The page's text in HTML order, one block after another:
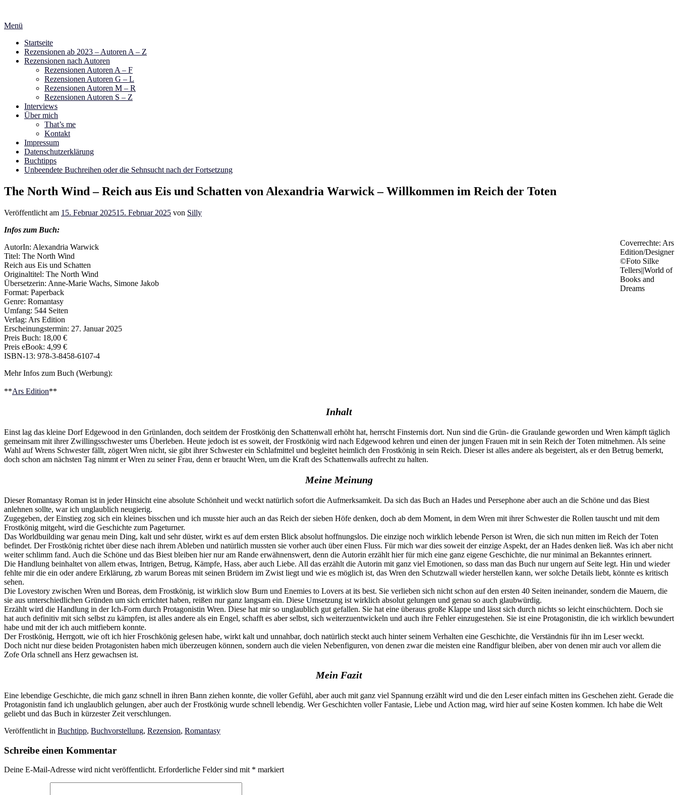
springen
Menü
Startseite
Rezensionen ab 2023 – Autoren A – Z
Rezensionen nach Autoren
Rezensionen Autoren A – F
Rezensionen Autoren G – L
Rezensionen Autoren M – R
Rezensionen Autoren S – Z
Interviews
Über mich
That’s me
Kontakt
Impressum
Datenschutzerklärung
Buchtipps
Unbeendete Buchreihen oder die Sehnsucht nach der Fortsetzung
The North Wind – Reich aus Eis und Schatten von Alexandria Warwick – Willkommen im Reich der Toten
Veröffentlicht am 15. Februar 202515. Februar 2025 von Silly
Coverrechte: Ars
Edition/Designer
©Foto Silke
Tellers||World of
Books and
Dreams
Infos zum Buch:
AutorIn: Alexandria Warwick
Titel: The North Wind
Reich aus Eis und Schatten
Originaltitel: The North Wind
Übersetzerin: Anne-Marie Wachs, Simone Jakob
Format: Paperback
Genre: Romantasy
Umfang: 544 Seiten
Verlag: Ars Edition
Erscheinungstermin: 27. Januar 2025
Preis Buch: 18,00 €
Preis eBook: 4,99 €
ISBN-13: 978-3-8458-6107-4
Mehr Infos zum Buch (Werbung):
**Ars Edition**
Inhalt
Einst lag das kleine Dorf Edgewood in den Grünlanden, doch seitdem der Frostkönig den Schattenwall erhöht hat, herrscht Finsternis dort. Nun sind die Grün- die Graulande geworden und Wren kämpft täglich
gemeinsam mit ihrer Zwillingsschwester ums Überleben. Heute jedoch ist es soweit, der Frostkönig wird nach Edgewood kehren und einen der jungen Frauen mit in sein Reich der Toten mitnehmen. Als seine
Wahl auf Wrens Schwester fällt, zögert Wren nicht, sie gibt ihrer Schwester ein Schlafmittel und begleitet heimlich den Frostkönig in sein Reich. Dieser ist alles andere als begeistert, als er den Betrug bemerkt,
doch schon am nächsten Tag nimmt er Wren zu seiner Frau, denn er braucht Wren, um die Kraft des Schattenwalls aufrecht zu halten.
Meine Meinung
Dieser Romantasy Roman ist in jeder Hinsicht eine absolute Schönheit und weckt natürlich sofort die Aufmerksamkeit. Da sich das Buch an Hades und Persephone aber auch an die Schöne und das Biest
anlehnen sollte, war ich unglaublich neugierig.
Zugegeben, der Einstieg zog sich ein kleines bisschen und ich musste hier auch an das Reich der sieben Höfe denken, doch ab dem Moment, in dem Wren mit ihrer Schwester die Rollen tauscht und mit dem
Frostkönig mitgeht, wird die Geschichte zum Pageturner.
Das Worldbuilding war genau mein Ding, kalt und sehr düster, wirkt es auf dem ersten Blick absolut hoffnungslos. Die einzige noch wirklich lebende Person ist Wren, die sich nun mitten im Reich der Toten
befindet. Der Frostkönig richtet über diese nach ihrem Ableben und natürlich mussten sie vorher auch über einen Fluss. Für mich war dies soweit der einzige Aspekt, der an Hades denken ließ. Was ich aber nicht
weiter schlimm fand. Auch die Schöne und das Biest bleiben hier nur am Rande erwähnenswert, denn die Autorin erzählt hier für mich eine ganz eigene Geschichte, die nur minimal an Bekanntes erinnert.
Die Handlung beinhaltet von allem etwas, Intrigen, Betrug, Kämpfe, Hass, aber auch Liebe. All das erzählt die Autorin mit ganz viel Emotionen, so dass man das Buch nur ungern auf Seite legt. Hin und wieder
fehlte mir die ein oder andere Erklärung, zb warum Boreas mit seinen Brüdern im Zwist liegt und wie es möglich ist, das Wren den Schutzwall wieder herstellen kann, wer solche Details liebt, könnte es kritisch
sehen.
Die Lovestory zwischen Wren und Boreas, dem Frostkönig, ist wirklich slow Burn und Enemies to Lovers at its best. Sie verlieben sich nicht schon auf den ersten 40 Seiten ineinander, sondern die Mauern, die
sie aus unterschiedlichen Gründen um sich errichtet haben, reißen nur ganz langsam ein. Diese Umsetzung ist wirklich absolut gelungen und genau so auch glaubwürdig.
Erzählt wird die Handlung in der Ich-Form durch Protagonistin Wren. Diese hat mir so unglaublich gut gefallen. Sie hat eine überaus große Klappe und lässt sich durch nichts so leicht einschüchtern. Doch sie
hat auch definitiv mit sich selbst zu kämpfen, ist alles andere als ein Engel, schafft es aber selbst, sich weiterzuentwickeln und auch ihre Fehler einzugestehen. Sie ist eine Protagonistin, die ich wirklich bewundert
habe und mit der ich auch mitfiebern konnte.
Der Frostkönig, Herrgott, wie oft ich hier Froschkönig gelesen habe, wirkt kalt und unnahbar, doch natürlich steckt auch hinter seinem Verhalten eine Geschichte, die Verständnis für ihn im Leser weckt.
Doch nicht nur diese beiden Protagonisten haben mich überzeugen können, sondern auch die vielen Nebenfiguren, von denen zwar die meisten eine Randfigur bleiben, aber von denen mir auch vor allem die
Zofe Orla schnell ans Herz gewachsen ist.
Mein Fazit
Eine lebendige Geschichte, die mich ganz schnell in ihren Bann ziehen konnte, die voller Gefühl, aber auch mit ganz viel Spannung erzählt wird und die den Leser einfach mitten ins Geschehen zieht. Gerade die
Protagonistin fand ich unglaublich gelungen, aber auch der Frostkönig wurde schnell lebendig. Wer Geschichten voller Fantasie, Liebe und Action mag, wird hier auf seine Kosten kommen. Ich habe die Welt
geliebt und das Buch in kürzester Zeit verschlungen.
Veröffentlicht in Buchtipp, Buchvorstellung, Rezension, Romantasy
Schreibe einen Kommentar
Deine E-Mail-Adresse wird nicht veröffentlicht. Erforderliche Felder sind mit * markiert